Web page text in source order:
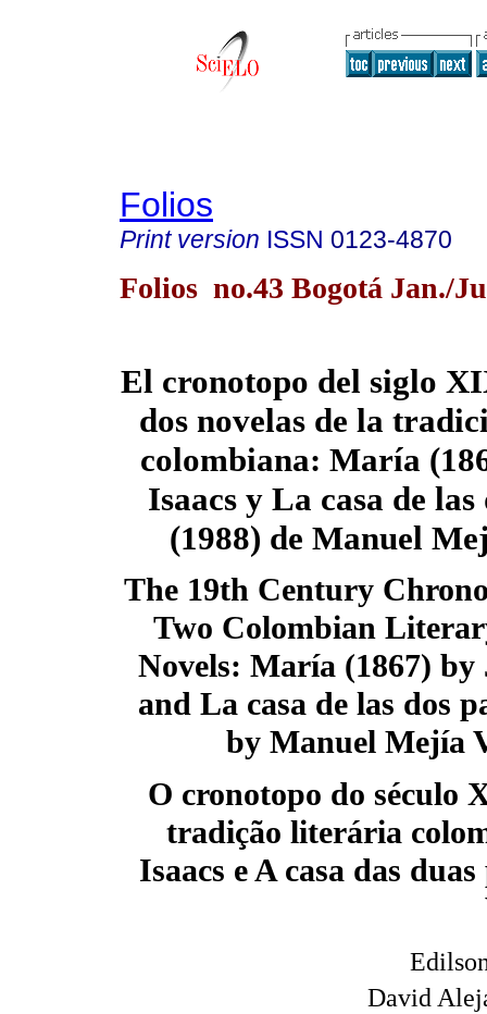
Folios
Print version ISSN 0123-4870
Folios no.43 Bogotá Jan./
El cronotopo del siglo
dos novelas de la
colombiana: María
Isaacs y La casa de las
(1988) de Manuel
The 19th Century
Two Colombian
Novels: María (1867) by
and La casa de las dos
by Manuel Mejía
O cronotopo do século
tradição literária
Isaacs e A casa das
David